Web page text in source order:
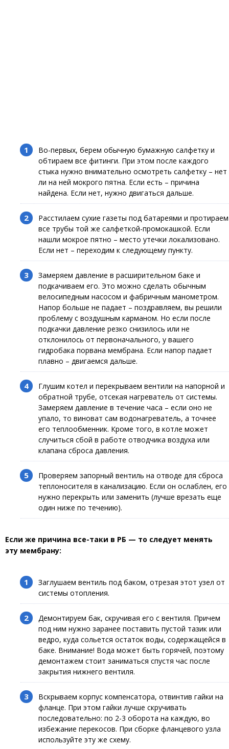
Во-первых, берем обычную бумажную салфетку и
обтираем все фитинги. При этом после каждого
стыка нужно внимательно осмотреть салфетку – нет
ли на ней мокрого пятна. Если есть – причина
найдена. Если нет, нужно двигаться дальше.
Расстилаем сухие газеты под батареями и протираем
все трубы той же салфеткой-промокашкой. Если
нашли мокрое пятно – место утечки локализовано.
Если нет – переходим к следующему пункту.
Замеряем давление в расширительном баке и
подкачиваем его. Это можно сделать обычным
велосипедным насосом и фабричным манометром.
Напор больше не падает – поздравляем, вы решили
проблему с воздушным карманом. Но если после
подкачки давление резко снизилось или не
отклонилось от первоначального, у вашего
гидробака порвана мембрана. Если напор падает
плавно – двигаемся дальше.
Глушим котел и перекрываем вентили на напорной и
обратной трубе, отсекая нагреватель от системы.
Замеряем давление в течение часа – если оно не
упало, то виноват сам водонагреватель, а точнее
его теплообменник. Кроме того, в котле может
случиться сбой в работе отводчика воздуха или
клапана сброса давления.
Проверяем запорный вентиль на отводе для сброса
теплоносителя в канализацию. Если он ослаблен, его
нужно перекрыть или заменить (лучше врезать еще
один ниже по течению).
Если же причина все-таки в РБ — то следует менять
эту мембрану:
Заглушаем вентиль под баком, отрезая этот узел от
системы отопления.
Демонтируем бак, скручивая его с вентиля. Причем
под ним нужно заранее поставить пустой тазик или
ведро, куда сольется остаток воды, содержащейся в
баке. Внимание! Вода может быть горячей, поэтому
демонтажем стоит заниматься спустя час после
закрытия нижнего вентиля.
Вскрываем корпус компенсатора, отвинтив гайки на
фланце. При этом гайки лучше скручивать
последовательно: по 2-3 оборота на каждую, во
избежание перекосов. При сборке фланцевого узла
используйте эту же схему.